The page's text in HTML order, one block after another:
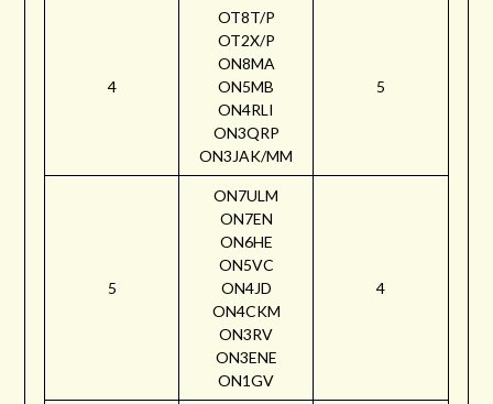
4
OT8T/P
OT2X/P
ON8MA
ON5MB
ON4RLI
ON3QRP
ON3JAK/MM
5
5
ON7ULM
ON7EN
ON6HE
ON5VC
ON4JD
ON4CKM
ON3RV
ON3ENE
ON1GV
4